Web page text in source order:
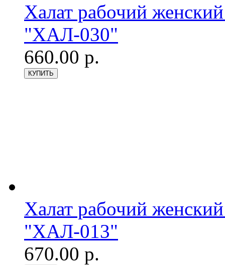
Халат рабочий
"ХАЛ-030"
660.00 р.
Халат рабочий
"ХАЛ-013"
670.00 р.